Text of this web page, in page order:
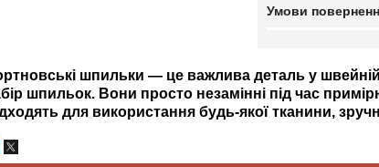
шпильки — це важлива деталь у
шпильок. Вони просто незамінні під час
для використання будь-якої тканини,